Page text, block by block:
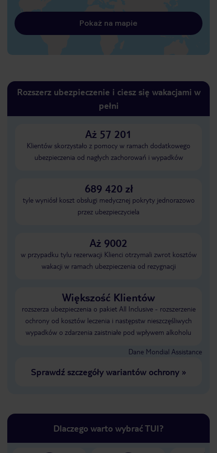
Pokaż na mapie
Rozszerz ubezpieczenie i ciesz się wakacjami w
pełni
Aż 57 201
Klientów skorzystało z pomocy w ramach dodatkowego
ubezpieczenia od nagłych zachorowań i wypadków
689 420 zł
tyle wyniósł koszt obsługi medycznej pokryty jednorazowo
przez ubezpieczyciela
Aż 9002
w przypadku tylu rezerwacji Klienci otrzymali zwrot kosztów
wakacji w ramach ubezpieczenia od rezygnacji
Większość Klientów
rozszerza ubezpieczenia o pakiet All Inclusive - rozszerzenie
ochrony od kosztów leczenia i następstw nieszczęśliwych
wypadków o zdarzenia zaistniałe pod wpływem alkoholu
Dane Mondial Assistance
Sprawdź szczegóły wariantów ochrony»
Dlaczego warto wybrać TUI?